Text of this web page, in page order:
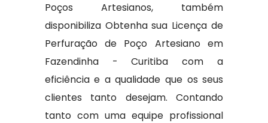
Poços Artesianos, também
disponibiliza Obtenha sua Licença de
Perfuração de Poço Artesiano em
Fazendinha - Curitiba com a
eficiência e a qualidade que os seus
clientes tanto desejam. Contando
tanto com uma equipe profissional